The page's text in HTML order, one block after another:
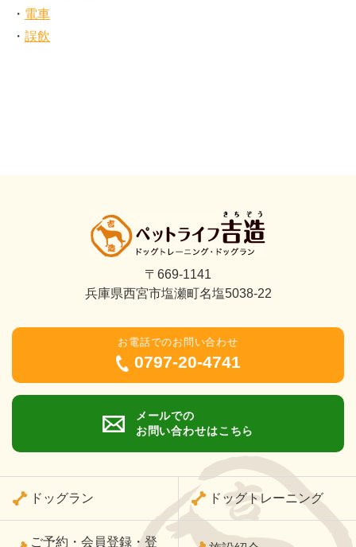
電車
誤飲
〒669-1141
兵庫県西宮市塩瀬町名塩5038-22
お電話でのお問い合わせ
0797-20-4741
メールでの
お問い合わせはこちら
ドッグラン ドッグトレーニング
ご予約・会員登録・登